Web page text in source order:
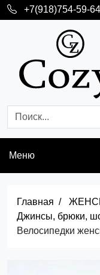
+7(918)754-59-64
Меню
Главная
Джинсы, брюки,
Велосипедки